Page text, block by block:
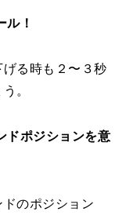
ル！
る時も２〜３秒
。
ドポジションを意
のポジション